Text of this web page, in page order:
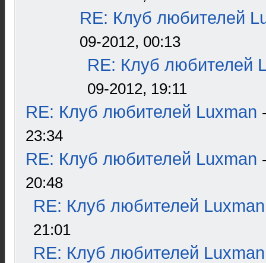
RE: Клуб любителей
09-2012, 00:13
RE: Клуб любителей
09-2012, 19:11
RE: Клуб любителей Luxman
23:34
RE: Клуб любителей Luxman
20:48
RE: Клуб любителей Luxman
21:01
RE: Клуб любителей Luxman